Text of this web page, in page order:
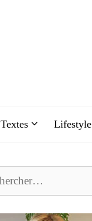
Textes Lifestyle